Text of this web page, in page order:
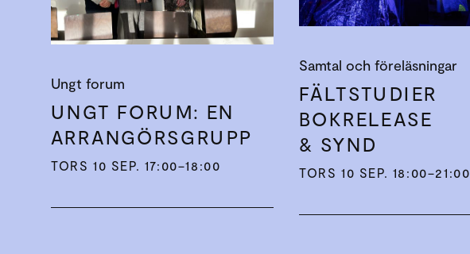
Ungt forum
UNGT FORUM: EN
ARRANGÖRSGRUPP
TORS 10 SEP. 17:00–18:00
Samtal och föreläsningar
FÄLTSTUDIER
BOKRELEASE
& SYND
TORS 10 SEP. 18:00–21:00